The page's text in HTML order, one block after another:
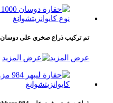
تم تركيب ذراع صخري على دوسان 1000
عرض المزيد